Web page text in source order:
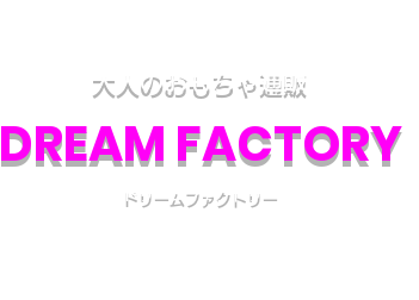
大人のおもちゃ通販
DREAM FACTORY
ドリームファクトリー